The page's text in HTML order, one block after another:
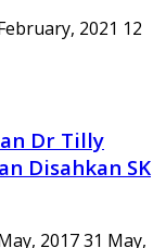
12
Dr Tilly
Disahkan SK
31 May,